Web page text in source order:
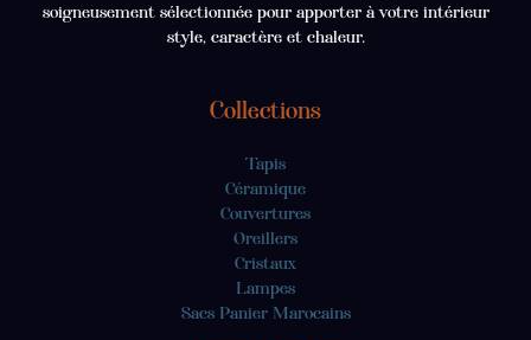
soigneusement sélectionnée pour apporter à votre intérieur
style, caractère et chaleur.
Collections
Tapis
Céramique
Couvertures
Oreillers
Cristaux
Lampes
Sacs Panier Marocains